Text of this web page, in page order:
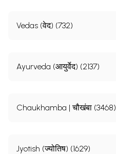
Vedas (वेद) (732)
Ayurveda (आयुर्वेद) (2137)
Chaukhamba | चौखंबा (3468)
Jyotish (ज्योतिष) (1629)